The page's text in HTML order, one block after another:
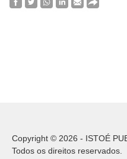
Copyright © 2026 - ISTOÉ
Todos os direitos reservados.